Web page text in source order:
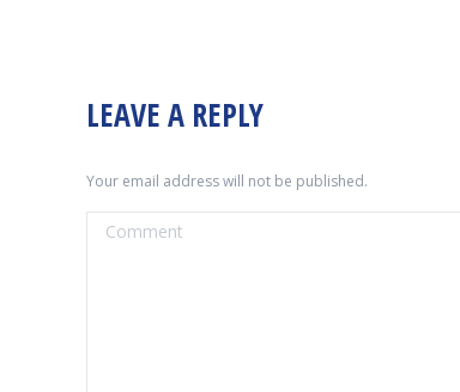
LEAVE A REPLY
Your email address will not be published.
Comment